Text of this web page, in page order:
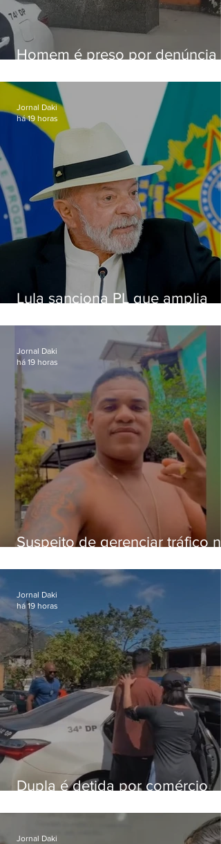
Homem é preso por denúncia
Alcântara
Lula sanciona PL que amplia
crianças
Jornal Daki
há 19 horas
Suspeito de gerenciar tráfico na
foragido
Jornal Daki
há 19 horas
Dupla é detida por comércio
Bangu
Jornal Daki
há 19 horas
Jornal Daki